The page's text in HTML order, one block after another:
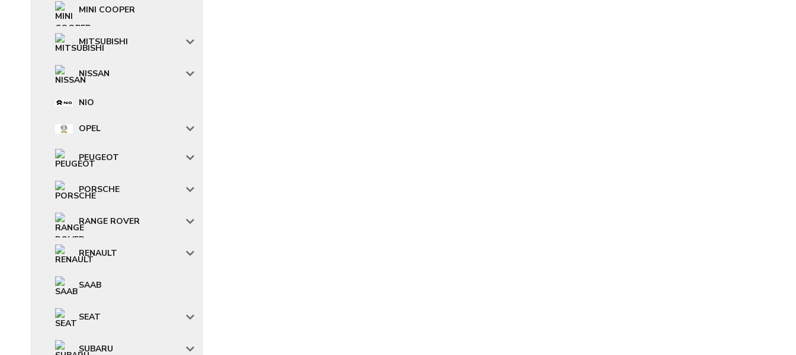
MINI COOPER
MITSUBISHI
NISSAN
NIO
OPEL
PEUGEOT
PORSCHE
RANGE ROVER
RENAULT
SAAB
SEAT
SUBARU